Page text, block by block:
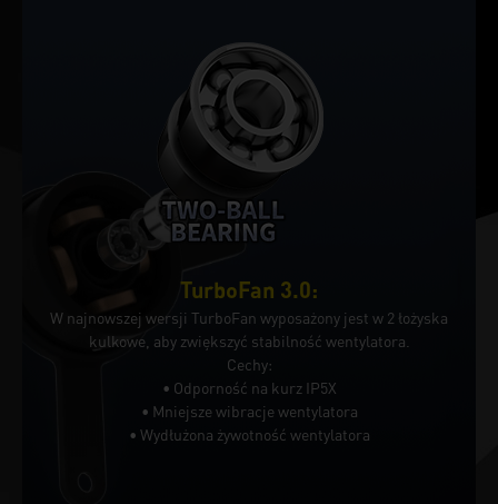
TurboFan 3.0:
W najnowszej wersji TurboFan wyposażony jest w 2 łożyska
kulkowe, aby zwiększyć stabilność wentylatora.
Cechy:
• Odporność na kurz IP5X
• Mniejsze wibracje wentylatora
• Wydłużona żywotność wentylatora